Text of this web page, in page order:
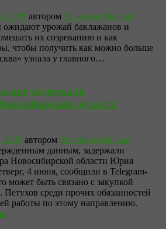
2026 автором Вечерняя Москва
ожидают урожай баклажанов и
их созреванию и как
чтобы получить как можно больше
узнала у главного…
задержали
области
2026 автором Вечерняя Москва
данным, задержали
Новосибирской области Юрия
4 июня, сообщили в Telegram-
может быть связано с закупкой
среди прочих обязанностей
работы по этому направлению.